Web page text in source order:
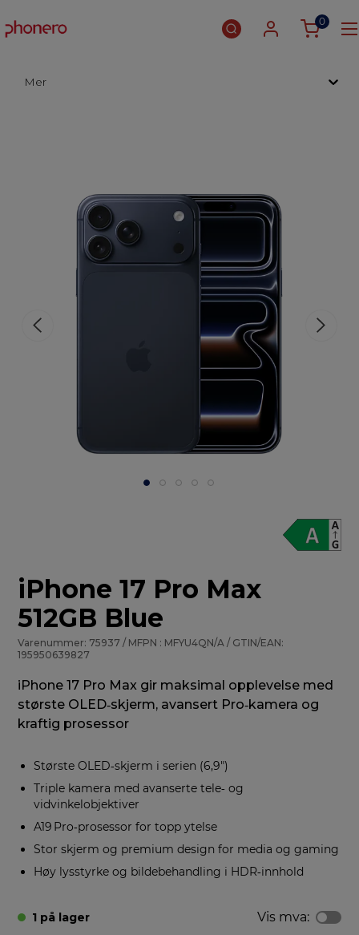
0
Mer
iPhone 17 Pro Max
512GB Blue
Varenummer: 75937 / MFPN : MFYU4QN/A / GTIN/EAN:
195950639827
iPhone 17 Pro Max gir maksimal opplevelse med
største OLED‑skjerm, avansert Pro‑kamera og
kraftig prosessor
Største OLED‑skjerm i serien (6,9″)
Triple kamera med avanserte tele‑ og
vidvinkelobjektiver
A19 Pro‑prosessor for topp ytelse
Stor skjerm og premium design for media og gaming
Høy lysstyrke og bildebehandling i HDR‑innhold
1 på lager Vis mva: